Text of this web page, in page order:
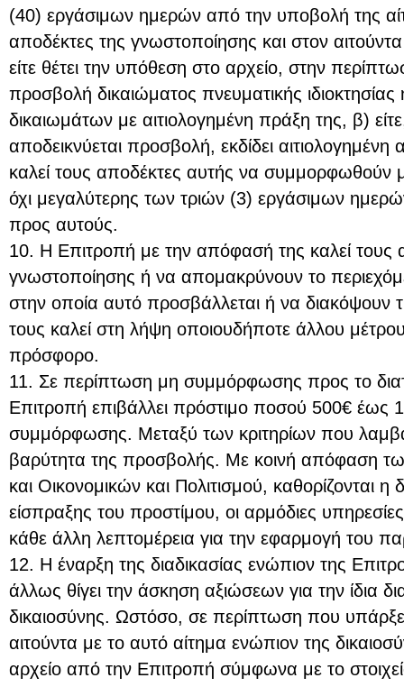
(40) εργάσιμων ημερών από την υποβολή της
αποδέκτες της γνωστοποίησης και στον
είτε θέτει την υπόθεση στο αρχείο, στην
προσβολή δικαιώματος πνευματικής ιδιοκτησίας
δικαιωμάτων με αιτιολογημένη πράξη της, β)
αποδεικνύεται προσβολή, εκδίδει
καλεί τους αποδέκτες αυτής να συμμορφωθούν
όχι μεγαλύτερης των τριών (3) εργάσιμων
προς αυτούς.
10. Η Επιτροπή με την απόφασή της καλεί τους
γνωστοποίησης ή να απομακρύνουν το
στην οποία αυτό προσβάλλεται ή να
τους καλεί στη λήψη οποιουδήποτε άλλου
πρόσφορο.
11. Σε περίπτωση μη συμμόρφωσης προς το
Επιτροπή επιβάλλει πρόστιμο ποσού 500€ έως
συμμόρφωσης. Μεταξύ των κριτηρίων που
βαρύτητα της προσβολής. Με κοινή απόφαση
και Οικονομικών και Πολιτισμού, καθορίζονται η
είσπραξης του προστίμου, οι αρμόδιες
κάθε άλλη λεπτομέρεια για την εφαρμογή του
12. Η έναρξη της διαδικασίας ενώπιον της
άλλως θίγει την άσκηση αξιώσεων για την ίδια
δικαιοσύνης. Ωστόσο, σε περίπτωση που
αιτούντα με το αυτό αίτημα ενώπιον της
αρχείο από την Επιτροπή σύμφωνα με το